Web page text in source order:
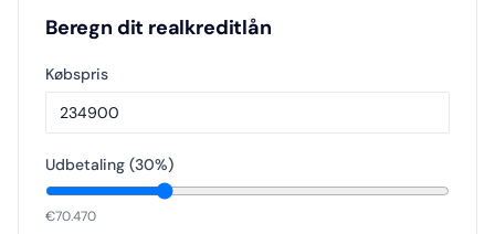
Beregn dit realkreditlån
Købspris
Udbetaling (30%)
€70.470